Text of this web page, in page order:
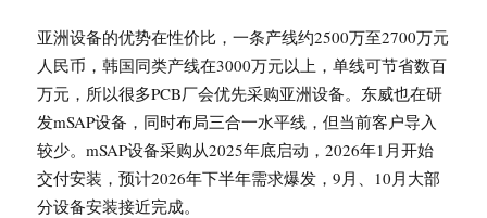
亚洲设备的优势在性价比，一条产线约2500万至2700万元
人民币，韩国同类产线在3000万元以上，单线可节省数百
万元，所以很多PCB厂会优先采购亚洲设备。东威也在研
发mSAP设备，同时布局三合一水平线，但当前客户导入
较少。mSAP设备采购从2025年底启动，2026年1月开始
交付安装，预计2026年下半年需求爆发，9月、10月大部
分设备安装接近完成。